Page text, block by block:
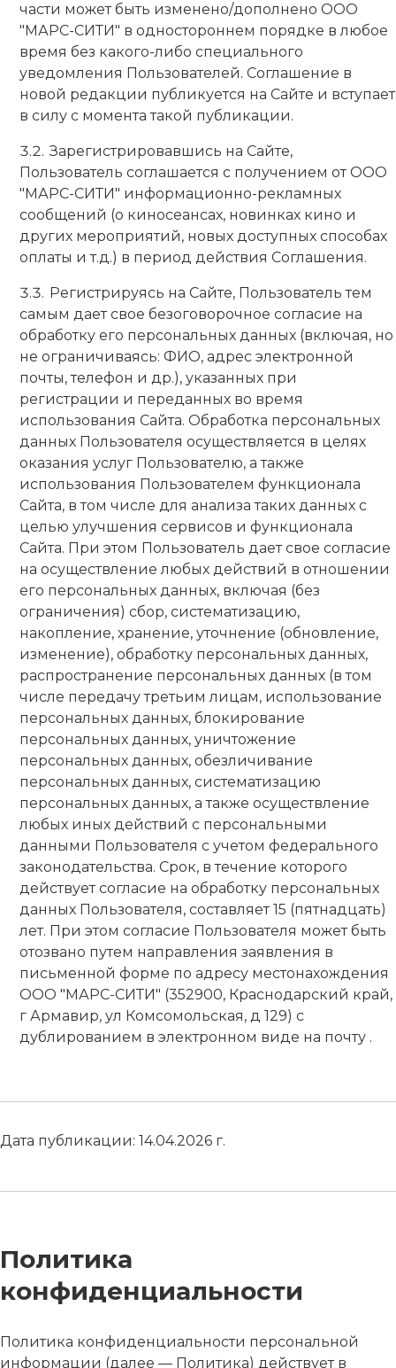
части может быть изменено/дополнено ООО
"МАРС-СИТИ" в одностороннем порядке в любое
время без какого-либо специального
уведомления Пользователей. Соглашение в
новой редакции публикуется на Сайте и вступает
в силу с момента такой публикации.
Зарегистрировавшись на Сайте,
Пользователь соглашается с получением от ООО
"МАРС-СИТИ" информационно-рекламных
сообщений (о киносеансах, новинках кино и
других мероприятий, новых доступных способах
оплаты и т.д.) в период действия Соглашения.
Регистрируясь на Сайте, Пользователь тем
самым дает свое безоговорочное согласие на
обработку его персональных данных (включая, но
не ограничиваясь: ФИО, адрес электронной
почты, телефон и др.), указанных при
регистрации и переданных во время
использования Сайта. Обработка персональных
данных Пользователя осуществляется в целях
оказания услуг Пользователю, а также
использования Пользователем функционала
Сайта, в том числе для анализа таких данных с
целью улучшения сервисов и функционала
Сайта. При этом Пользователь дает свое согласие
на осуществление любых действий в отношении
его персональных данных, включая (без
ограничения) сбор, систематизацию,
накопление, хранение, уточнение (обновление,
изменение), обработку персональных данных,
распространение персональных данных (в том
числе передачу третьим лицам, использование
персональных данных, блокирование
персональных данных, уничтожение
персональных данных, обезличивание
персональных данных, систематизацию
персональных данных, а также осуществление
любых иных действий с персональными
данными Пользователя с учетом федерального
законодательства. Срок, в течение которого
действует согласие на обработку персональных
данных Пользователя, составляет 15 (пятнадцать)
лет. При этом согласие Пользователя может быть
отозвано путем направления заявления в
письменной форме по адресу местонахождения
ООО "МАРС-СИТИ" (352900, Краснодарский край,
г Армавир, ул Комсомольская, д 129) с
дублированием в электронном виде на почту .
Дата публикации: 14.04.2026 г.
Политика
конфиденциальности
Политика конфиденциальности персональной
информации (далее — Политика) действует в